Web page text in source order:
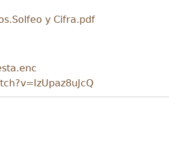
y Cifra.pdf